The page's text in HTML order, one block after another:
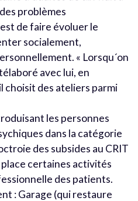
problèmes
de faire évoluer le
socialement,
« Lorsqu´on
avec lui, en
des ateliers parmi
les personnes
dans la catégorie
des subsides au CRIT
certaines activités
des patients.
: Garage (qui restaure